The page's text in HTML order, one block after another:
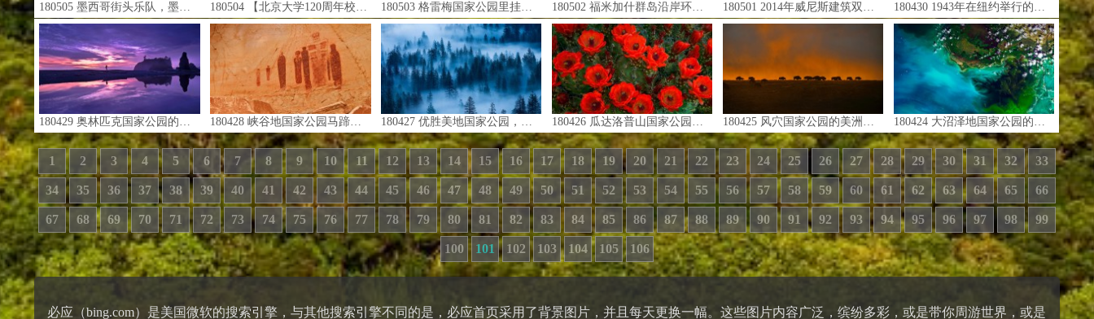
180505 墨西哥街头乐队，墨西哥瓜纳华托州圣米格尔德阿连德市 (© Holly Wilmeth/Getty Images) 180504 【北京大学120周年校庆】中国最有声望的学府之一北京大学日落时的鸟瞰图（© Dong Wenjie/Getty Images） 180503 格雷梅国家公园里挂在树上装饰的邪眼护身符，土耳其卡帕多西亚 (© taratata/Getty Images) 180502 福米加什群岛沿岸环绕竹荚鱼组成的饵球的欧洲魣和蓝鱼，亚速尔群岛 (© Jordi Chias/Minden Pictures) 180501 2014年威尼斯建筑双年展展出的艺术家亨氏·麦克的“天在九柱之上”作品 (© Cahir Davitt/plainpicture) 180430 1943年在纽约举行的爵士即兴演出中爵士乐钢琴家玛丽·卢·威廉斯的手部特写 (© Gjon Mili/Getty Images)
180429 奥林匹克国家公园的红宝石海滩， 美国华盛顿州 (© Jason Savage/Tandem Stills + Motion) 180428 峡谷地国家公园马蹄峡谷中艺术画廊的岩画，美国犹他州 (© Austin Cronnelly/Tandem Stills + Motion) 180427 优胜美地国家公园，美国加利福尼亚州 (© Grant Ordelheide/Tandem Stills + Motion) 180426 瓜达洛普山国家公园的红葡萄酒杯仙人掌，美国德克萨斯州 (© Clint Farlinger/Alamy) 180425 风穴国家公园的美洲野牛，美国南达科他州 (© Newman Mark/SuperStock) 180424 大沼泽地国家公园的卫星视图，佛罗里达州 (© Satellite Earth Art/Aurora Photos)
1 2 3 4 5 6 7 8 9 10 11 12 13 14 15 16 17 18 19 20 21 22 23 24 25 26 27 28 29 30 31 32 33
34 35 36 37 38 39 40 41 42 43 44 45 46 47 48 49 50 51 52 53 54 55 56 57 58 59 60 61 62 63 64 65 66
67 68 69 70 71 72 73 74 75 76 77 78 79 80 81 82 83 84 85 86 87 88 89 90 91 92 93 94 95 96 97 98 99
100 101 102 103 104 105 106
必应（bing.com）是美国微软的搜索引擎，与其他搜索引擎不同的是，必应首页采用了背景图片，并且每天更换一幅。这些图片内容广泛，缤纷多彩，或是带你周游世界，或是